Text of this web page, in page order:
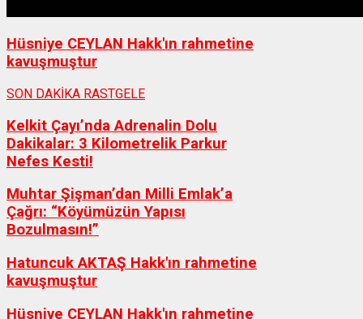
Hüsniye CEYLAN Hakk'ın rahmetine
kavuşmuştur
SON DAKİKA RASTGELE
Kelkit Çayı’nda Adrenalin Dolu
Dakikalar: 3 Kilometrelik Parkur
Nefes Kesti!
Muhtar Şişman’dan Milli Emlak’a
Çağrı: “Köyümüzün Yapısı
Bozulmasın!”
Hatuncuk AKTAŞ Hakk'ın rahmetine
kavuşmuştur
Hüsniye CEYLAN Hakk'ın rahmetine